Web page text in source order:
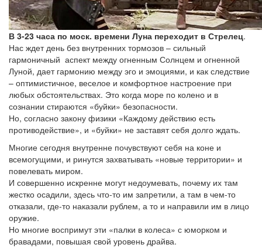
В 3-23 часа по моск. времени Луна переходит в Стрелец.
Нас ждет день без внутренних тормозов – сильный
гармоничный аспект между огненным Солнцем и огненной
Луной, дает гармонию между эго и эмоциями, и как следствие
– оптимистичное, веселое и комфортное настроение при
любых обстоятельствах. Это когда море по колено и в
сознании стираются «буйки» безопасности.
Но, согласно закону физики «Каждому действию есть
противодействие», и «буйки» не заставят себя долго ждать.
Многие сегодня внутренне почувствуют себя на коне и
всемогущими, и ринутся захватывать «новые территории» и
повелевать миром.
И совершенно искренне могут недоумевать, почему их там
жестко осадили, здесь что-то им запретили, а там в чем-то
отказали, где-то наказали рублем, а то и направили им в лицо
оружие.
Но многие воспримут эти «палки в колеса» с юморком и
бравадами, повышая свой уровень драйва.